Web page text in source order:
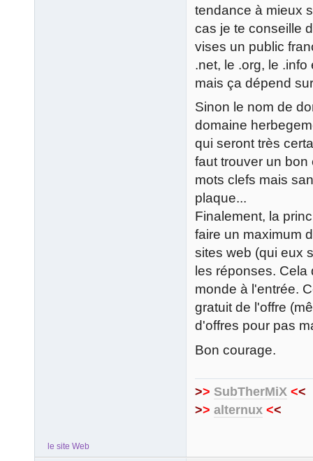
tendance à mieux
cas je te conseille
vises un public
.net, le .org, le
mais ça dépend
Sinon le nom de
domaine
qui seront très
faut trouver un
mots clefs mais
plaque...
Finalement, la
faire un maximum
sites web (qui eux
les réponses.
monde à l'entrée.
gratuit de l'offre
d'offres pour pas
Bon courage.
>> SubTherMiX <<
>> alternux <<
le site Web